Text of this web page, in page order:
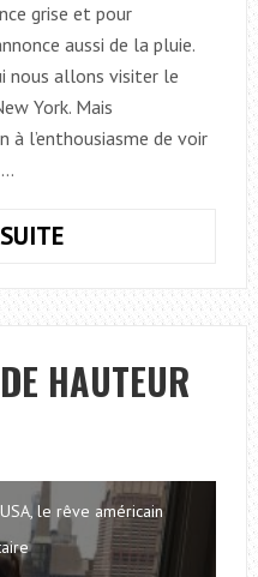
grise et pour
aussi de la pluie.
nous allons visiter le
York. Mais
à l’enthousiasme de voir
RENDEZ-
VOUS
AVEC
LES
NEW
YORK
HAUTEUR
USA, le rêve américain